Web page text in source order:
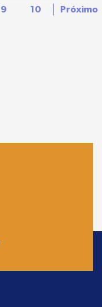
9 10 Próximo